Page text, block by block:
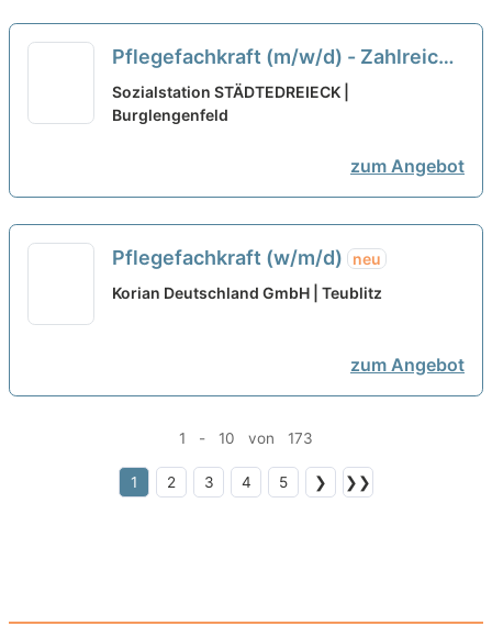
Pflegefachkraft (m/w/d) - Zahlreiche
Vorteile warten auf Dich!
Sozialstation STÄDTEDREIECK |
Burglengenfeld
zum Angebot
Pflegefachkraft (w/m/d)
neu
Korian Deutschland GmbH | Teublitz
zum Angebot
1 - 10 von 173
1 2 3 4 5 ❯ ❯❯